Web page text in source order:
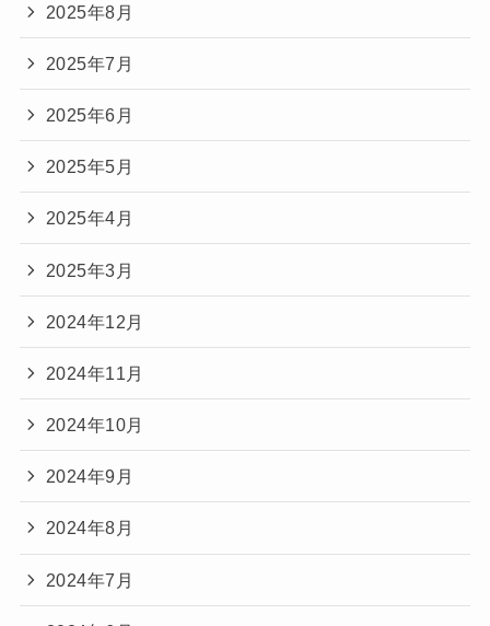
2025年8月
2025年7月
2025年6月
2025年5月
2025年4月
2025年3月
2024年12月
2024年11月
2024年10月
2024年9月
2024年8月
2024年7月